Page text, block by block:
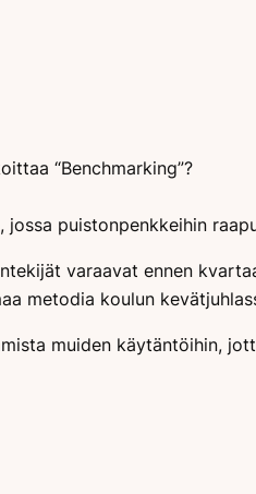
“Benchmarking”?
jossa puistonpenkkeihin
varaavat ennen
metodia koulun
muiden käytäntöihin,